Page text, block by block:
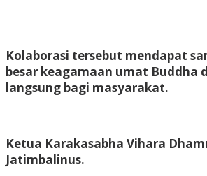
Kolaborasi tersebut mendapat
besar keagamaan umat
langsung bagi masyarakat.
Ketua Karakasabha Vihara
Jatimbalinus.